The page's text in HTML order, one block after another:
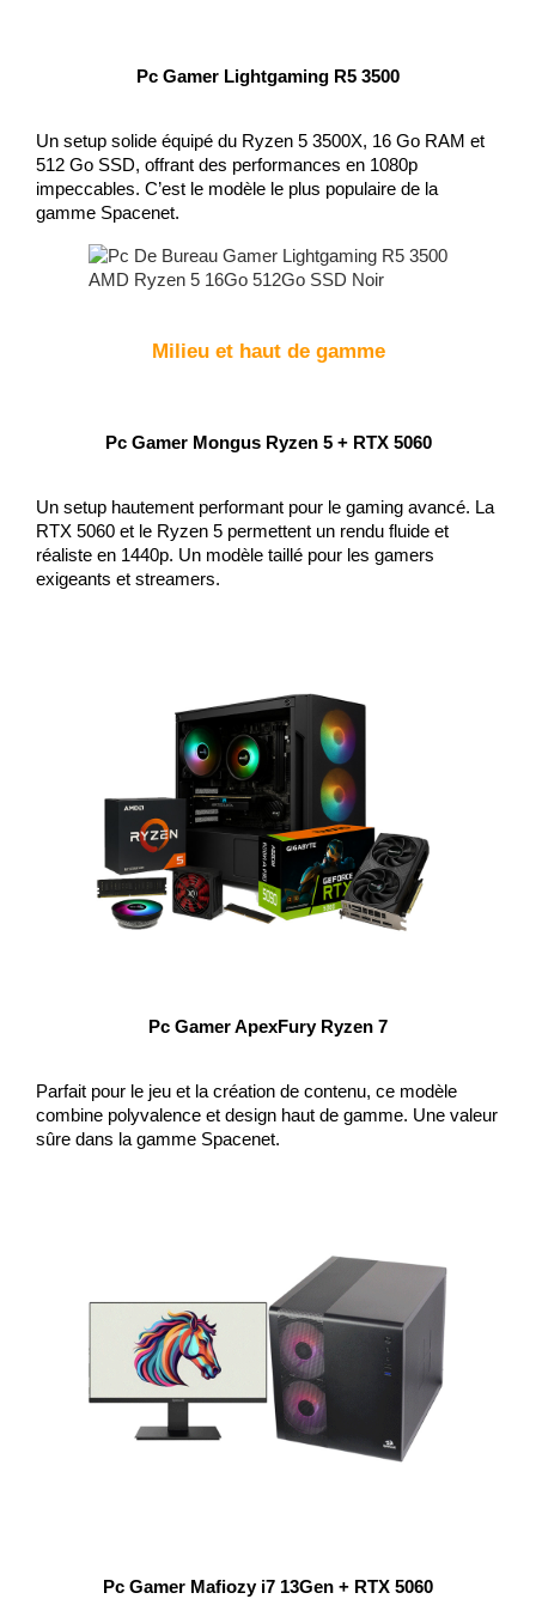
Pc Gamer Lightgaming R5 3500
Un setup solide équipé du Ryzen 5 3500X, 16 Go RAM et
512 Go SSD, offrant des performances en 1080p
impeccables. C’est le modèle le plus populaire de la
gamme Spacenet.
Milieu et haut de gamme
Pc Gamer Mongus Ryzen 5 + RTX 5060
Un setup hautement performant pour le gaming avancé. La
RTX 5060 et le Ryzen 5 permettent un rendu fluide et
réaliste en 1440p. Un modèle taillé pour les gamers
exigeants et streamers.
Pc Gamer ApexFury Ryzen 7
Parfait pour le jeu et la création de contenu, ce modèle
combine polyvalence et design haut de gamme. Une valeur
sûre dans la gamme Spacenet.
Pc Gamer Mafiozy i7 13Gen + RTX 5060